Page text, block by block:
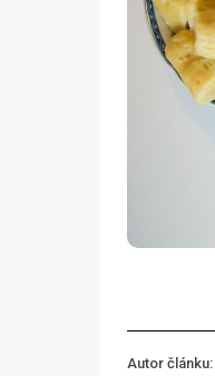
Autor článku: